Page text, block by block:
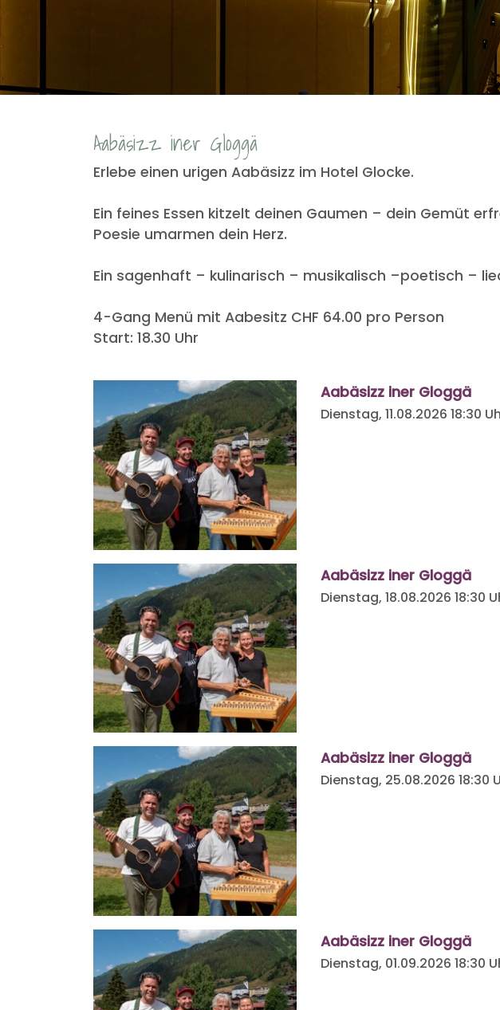
Aabäsizz iner Gloggä
Erlebe einen urigen Aabäsizz im Hotel Glocke.
Ein feines Essen kitzelt deinen Gaumen – dein Gemüt
Poesie umarmen dein Herz.
Ein sagenhaft – kulinarisch – musikalisch –poetisch –
4-Gang Menü mit Aabesitz CHF 64.00 pro Person
Start: 18.30 Uhr
Aabäsizz iner Gloggä
Dienstag, 11.08.2026 18:30
Aabäsizz iner Gloggä
Dienstag, 18.08.2026 18:30
Aabäsizz iner Gloggä
Dienstag, 25.08.2026 18:30
Aabäsizz iner Gloggä
Dienstag, 01.09.2026 18:30